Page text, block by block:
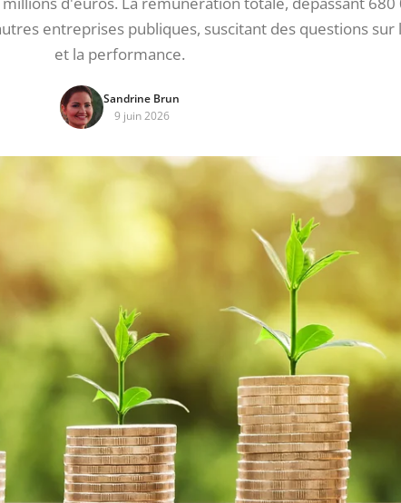
entreprises publiques, suscitant des questions sur
et la performance.
Sandrine Brun
9 juin 2026